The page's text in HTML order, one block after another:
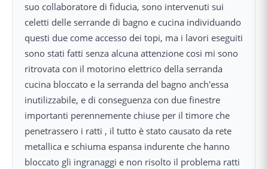
suo collaboratore di fiducia, sono intervenuti sui
celetti delle serrande di bagno e cucina individuando
questi due come accesso dei topi, ma i lavori eseguiti
sono stati fatti senza alcuna attenzione cosi mi sono
ritrovata con il motorino elettrico della serranda
cucina bloccato e la serranda del bagno anch'essa
inutilizzabile, e di conseguenza con due finestre
importanti perennemente chiuse per il timore che
penetrassero i ratti , il tutto è stato causato da rete
metallica e schiuma espansa indurente che hanno
bloccato gli ingranaggi e non risolto il problema ratti